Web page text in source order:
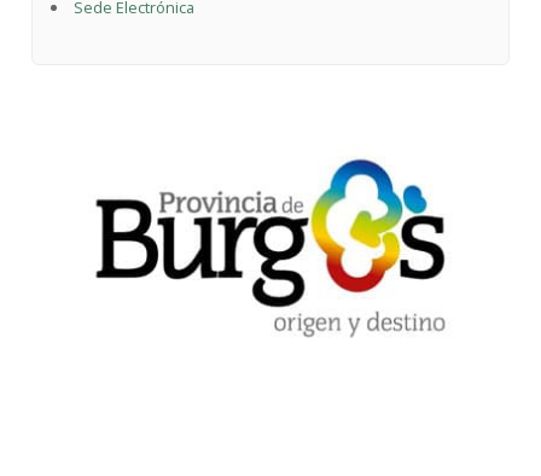
Sede Electrónica